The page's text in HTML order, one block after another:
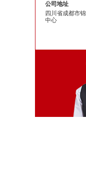
公司地址
四川省成都市
中心